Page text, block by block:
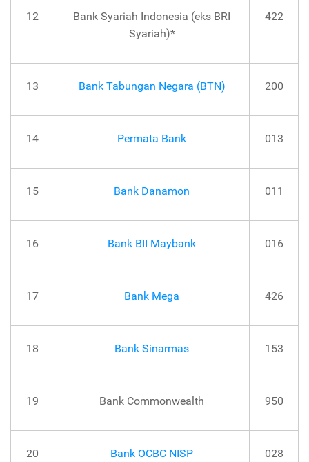
12
Bank Syariah Indonesia (eks BRI
Syariah)*
422
13 Bank Tabungan Negara (BTN) 200
14 Permata Bank 013
15 Bank Danamon 011
16 Bank BII Maybank 016
17 Bank Mega 426
18 Bank Sinarmas 153
19 Bank Commonwealth 950
20 Bank OCBC NISP 028